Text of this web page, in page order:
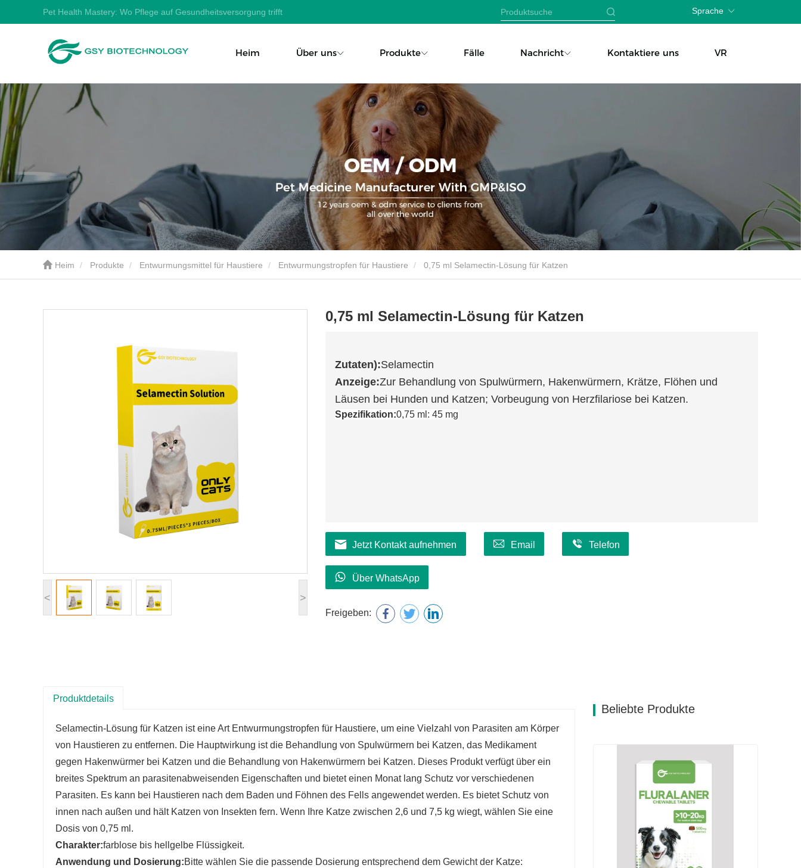
Pet Health Mastery: Wo Pflege auf Gesundheitsversorgung trifft Sprache
Heim Über uns Produkte Fälle Nachricht Kontaktiere uns VR
Heim Produkte Entwurmungsmittel für Haustiere Entwurmungstropfen für Haustiere 0,75 ml Selamectin-Lösung für Katzen
< >
0,75 ml Selamectin-Lösung für Katzen
Zutaten):Selamectin
Anzeige:Zur Behandlung von Spulwürmern, Hakenwürmern, Krätze, Flöhen und
Läusen bei Hunden und Katzen; Vorbeugung von Herzfilariose bei Katzen.
Spezifikation:0,75 ml: 45 mg
Jetzt Kontakt aufnehmen Email Telefon
Über WhatsApp
Freigeben:
Produktdetails
Selamectin-Lösung für Katzen ist eine Art Entwurmungstropfen für Haustiere, um eine Vielzahl von Parasiten am Körper
von Haustieren zu entfernen. Die Hauptwirkung ist die Behandlung von Spulwürmern bei Katzen, das Medikament
gegen Hakenwürmer bei Katzen und die Behandlung von Hakenwürmern bei Katzen. Dieses Produkt verfügt über ein
breites Spektrum an parasitenabweisenden Eigenschaften und bietet einen Monat lang Schutz vor verschiedenen
Parasiten. Es kann bei Haustieren nach dem Baden und Föhnen des Fells angewendet werden. Es bietet Schutz von
innen nach außen und hält Katzen von Insekten fern. Wenn Ihre Katze zwischen 2,6 und 7,5 kg wiegt, wählen Sie eine
Dosis von 0,75 ml.
Charakter:farblose bis hellgelbe Flüssigkeit.
Anwendung und Dosierung:Bitte wählen Sie die passende Dosierung entsprechend dem Gewicht der Katze:
Beliebte Produkte